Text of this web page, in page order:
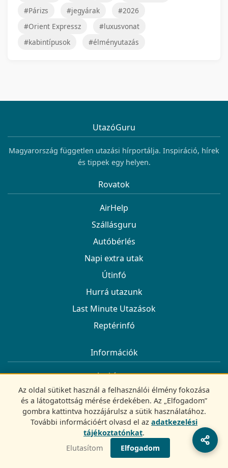
#Párizs
#jegyárak
#2026
#Orient Expressz
#luxusvonat
#kabintípusok
#élményutazás
UtazóGuru
Magyarország független utazási hírportálja. Inspiráció, hírek
és tippek egy helyen.
Rovatok
AirHelp
Szállásguru
Autóbérlés
Napi extra utak
Útinfó
Hurrá utazunk
Last Minute Utazások
Reptérinfó
Információk
Archívum
Autóbérlés
Rólunk
Kapcsolat
Adatvédelem
Impresszum
Az oldal sütiket használ a felhasználói élmény fokozása
és a látogatottság mérése érdekében. Az „Elfogadom”
gombra kattintva hozzájárulsz a sütik használatához.
További információért olvasd el az adatkezelési
tájékoztatónkat.
Elutasítom
Elfogadom